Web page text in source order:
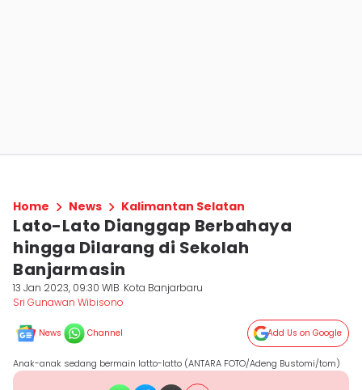
Home News Kalimantan Selatan
Lato-Lato Dianggap Berbahaya
hingga Dilarang di Sekolah
Banjarmasin
13 Jan 2023, 09:30 WIB Kota Banjarbaru
Sri Gunawan Wibisono
News Channel Add Us on Google
Anak-anak sedang bermain latto-latto (ANTARA FOTO/Adeng Bustomi/tom)